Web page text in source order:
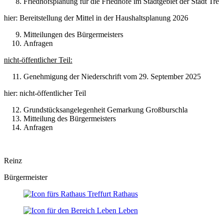
hier: Bereitstellung der Mittel in der Haushaltsplanung 2026
Mitteilungen des Bürgermeisters
Anfragen
nicht-öffentlicher Teil:
Genehmigung der Niederschrift vom 29. September 2025
hier: nicht-öffentlicher Teil
Grundstücksangelegenheit Gemarkung Großburschla
Mitteilung des Bürgermeisters
Anfragen
Reinz
Bürgermeister
Rathaus
Leben